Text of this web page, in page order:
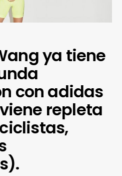
ya tiene
con adidas
repleta